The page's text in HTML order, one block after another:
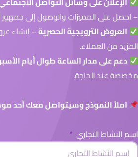
– احصل على المميزات والوصول إلى
العروض الترويجية الحصرية– إنشاء
المزيد من العملاء.
دعم على مدار الساعة طوال أيام
مخصصة عند الحاجة.
املأ النموذج وسيتواصل معك أحد
اسم النشاط التجاري